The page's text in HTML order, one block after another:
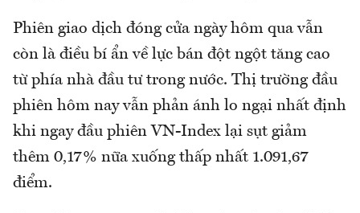
Phiên giao dịch đóng cửa ngày hôm qua vẫn
còn là điều bí ẩn về lực bán đột ngột tăng cao
từ phía nhà đầu tư trong nước. Thị trường đầu
phiên hôm nay vẫn phản ánh lo ngại nhất định
khi ngay đầu phiên VN-Index lại sụt giảm
thêm 0,17% nữa xuống thấp nhất 1.091,67
điểm.